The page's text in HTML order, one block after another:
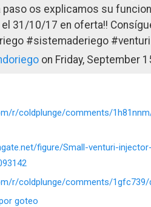
paso os explicamos su
31/10/17 en oferta!!
#sistemaderiego #venturi
on Friday, September
r/coldplunge/comments/
figure/Small-venturi-
r/coldplunge/comments/
goteo